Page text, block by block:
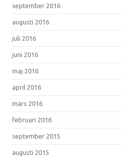
september 2016
augusti 2016
juli 2016
juni 2016
maj 2016
april 2016
mars 2016
februari 2016
september 2015
augusti 2015